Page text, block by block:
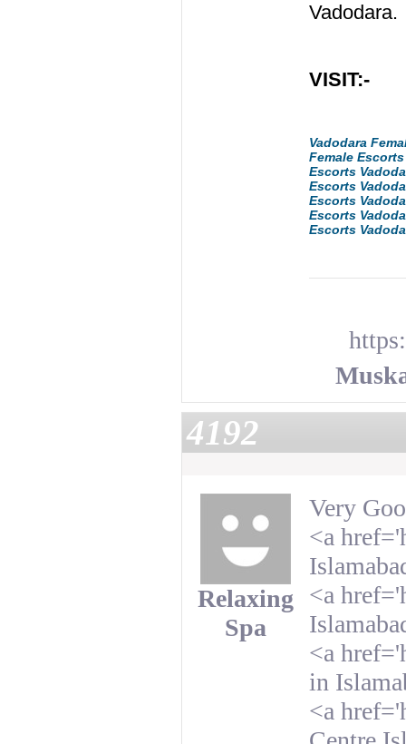
Vadodara.
VISIT:-
Vadodara
Female
Escorts
Escorts
Escorts
Escorts
Escorts
4192
Relaxing
Spa
Very
<a
<a
<a
in
<a